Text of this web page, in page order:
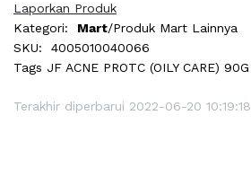
Laporkan Produk
Kategori:
Mart/Produk Mart Lainnya
SKU:
4005010040066
Tags JF ACNE PROTC (OILY CARE) 90G
Terakhir diperbarui 2022-06-20 10:19:18